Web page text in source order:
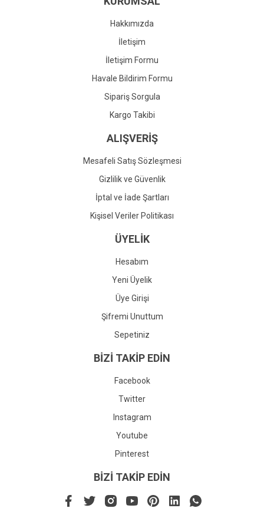
Gönder
Hakkımızda
İletişim
İletişim Formu
Havale Bildirim Formu
Sipariş Sorgula
Kargo Takibi
ALIŞVERİŞ
Mesafeli Satış Sözleşmesi
Gizlilik ve Güvenlik
İptal ve İade Şartları
Kişisel Veriler Politikası
ÜYELİK
Hesabım
Yeni Üyelik
Üye Girişi
Şifremi Unuttum
Sepetiniz
BİZİ TAKİP EDİN
Facebook
Twitter
Instagram
Youtube
Pinterest
BİZİ TAKİP EDİN